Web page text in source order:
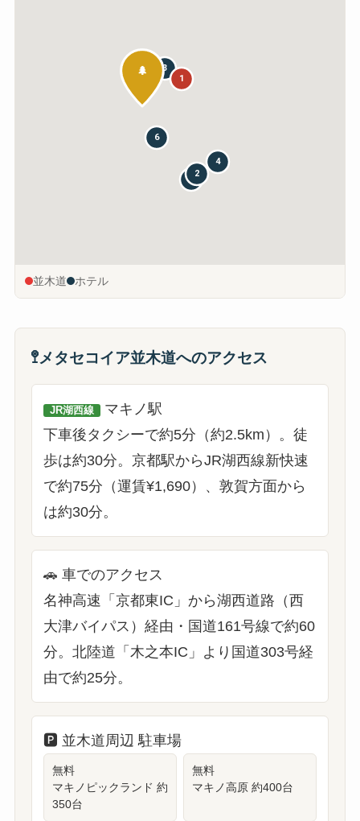
🌲
1
2
3
4
5
6
並木道 ホテル
🚏メタセコイア並木道へのアクセス
JR湖西線 マキノ駅
下車後タクシーで約5分（約2.5km）。徒
歩は約30分。京都駅からJR湖西線新快速
で約75分（運賃¥1,690）、敦賀方面から
は約30分。
🚗 車でのアクセス
名神高速「京都東IC」から湖西道路（西
大津バイパス）経由・国道161号線で約60
分。北陸道「木之本IC」より国道303号経
由で約25分。
🅿️ 並木道周辺 駐車場
無料
マキノピックランド 約
350台
無料
マキノ高原 約400台